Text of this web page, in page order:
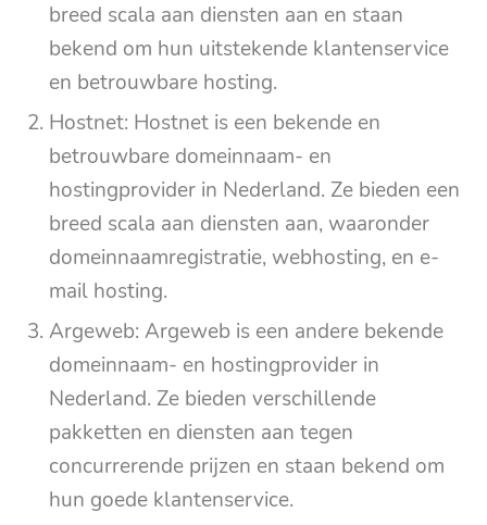
breed scala aan diensten aan en staan
bekend om hun uitstekende klantenservice
en betrouwbare hosting.
Hostnet: Hostnet is een bekende en
betrouwbare domeinnaam- en
hostingprovider in Nederland. Ze bieden een
breed scala aan diensten aan, waaronder
domeinnaamregistratie, webhosting, en e-
mail hosting.
Argeweb: Argeweb is een andere bekende
domeinnaam- en hostingprovider in
Nederland. Ze bieden verschillende
pakketten en diensten aan tegen
concurrerende prijzen en staan bekend om
hun goede klantenservice.